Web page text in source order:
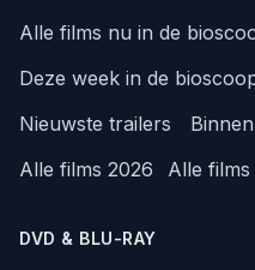
Alle films nu in de
Deze week in de
Nieuwste trailers
Alle films 2026
Alle films
DVD & BLU-RAY